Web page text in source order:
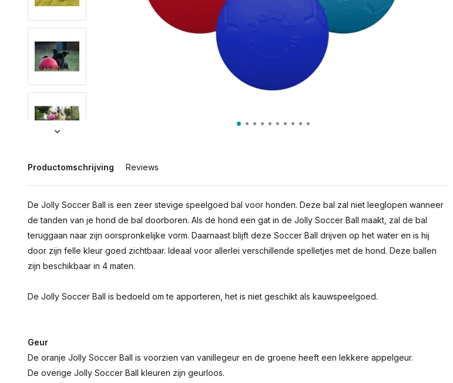
Productomschrijving Reviews
De Jolly Soccer Ball is een zeer stevige speelgoed bal voor honden. Deze bal zal niet leeglopen wanneer
de tanden van je hond de bal doorboren. Als de hond een gat in de Jolly Soccer Ball maakt, zal de bal
teruggaan naar zijn oorspronkelijke vorm. Daarnaast blijft deze Soccer Ball drijven op het water en is hij
door zijn felle kleur goed zichtbaar. Ideaal voor allerlei verschillende spelletjes met de hond. Deze ballen
zijn beschikbaar in 4 maten.
De Jolly Soccer Ball is bedoeld om te apporteren, het is niet geschikt als kauwspeelgoed.
Geur
De oranje Jolly Soccer Ball is voorzien van vanillegeur en de groene heeft een lekkere appelgeur.
De overige Jolly Soccer Ball kleuren zijn geurloos.